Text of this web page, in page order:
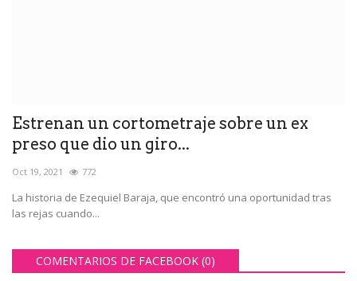
Estrenan un cortometraje sobre un ex
preso que dio un giro...
Oct 19, 2021 772
La historia de Ezequiel Baraja, que encontró una oportunidad tras
las rejas cuando...
COMENTARIOS DE FACEBOOK (0)